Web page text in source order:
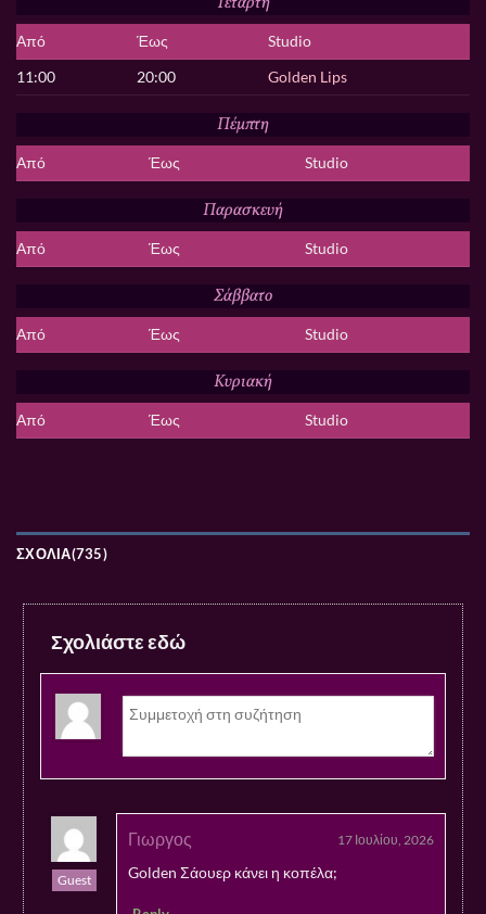
Από Έως
Studio
11:00
20:00 Golden Lips
Πέμπτη
Από Έως Studio
Παρασκευή
Από Έως Studio
Σάββατο
Από Έως Studio
Κυριακή
Από Έως Studio
ΣΧΌΛΙΑ(735)
Σχολιάστε εδώ
Guest
Γιωργος 17 Ιουλίου, 2026
Golden Σάουερ κάνει η κοπέλα;